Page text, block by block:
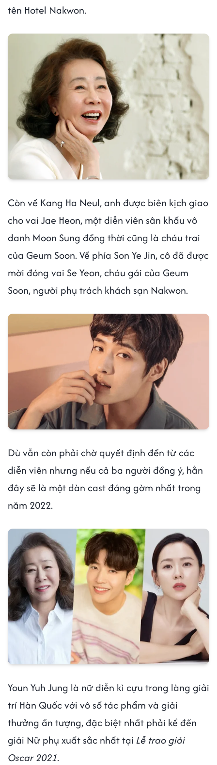
tên Hotel Nakwon.
Còn về Kang Ha Neul, anh được biên kịch giao
cho vai Jae Heon, một diễn viên sân khấu vô
danh Moon Sung đồng thời cũng là cháu trai
của Geum Soon. Về phía Son Ye Jin, cô đã được
mời đóng vai Se Yeon, cháu gái của Geum
Soon, người phụ trách khách sạn Nakwon.
Dù vẫn còn phải chờ quyết định đến từ các
diễn viên nhưng nếu cả ba người đồng ý, hẳn
đây sẽ là một dàn cast đáng gờm nhất trong
năm 2022.
Youn Yuh Jung là nữ diễn kì cựu trong làng giải
trí Hàn Quốc với vô số tác phẩm và giải
thưởng ấn tượng, đặc biệt nhất phải kể đến
giải Nữ phụ xuất sắc nhất tại Lễ trao giải
Oscar 2021.